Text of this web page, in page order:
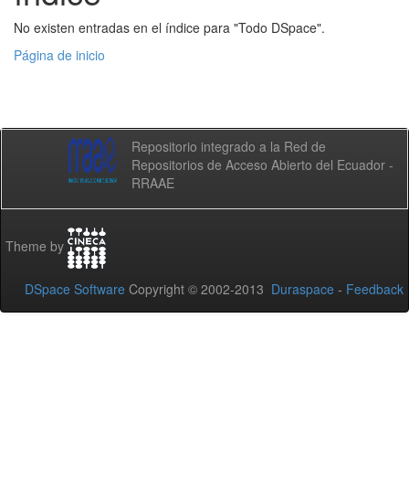
No existen entradas en el índice para "Todo DSpace".
Página de inicio
Repositorio integrado a la Red de
Repositorios de Acceso Abierto del Ecuador -
RRAAE
Theme by
DSpace Software Copyright © 2002-2013 Duraspace - Feedback